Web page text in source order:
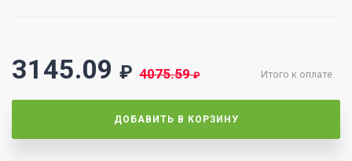
Итого к оплате
3145.09 ₽ 4075.59₽
ДОБАВИТЬ В КОРЗИНУ